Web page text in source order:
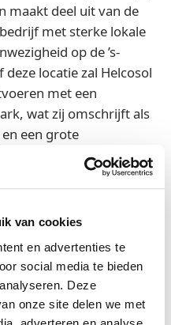
van cookies
en advertenties te
social media te bieden
Deze
onze site delen we met
maakt deel uit van de
met sterke lokale
op de ’s-
locatie zal Helcosol
met een
wat zij omschrijft als
een grote
gericht op het verhogen
ter
groei,”aldus Oliver
Hollarts. Wouter
Mileway Nederland,
& Stefco en Helcosol te